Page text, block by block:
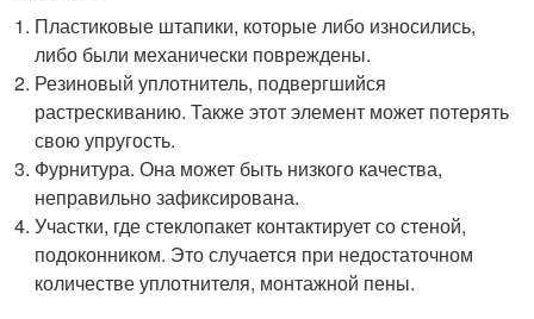
Пластиковые штапики, которые либо износились,
либо были механически повреждены.
Резиновый уплотнитель, подвергшийся
растрескиванию. Также этот элемент может потерять
свою упругость.
Фурнитура. Она может быть низкого качества,
неправильно зафиксирована.
Участки, где стеклопакет контактирует со стеной,
подоконником. Это случается при недостаточном
количестве уплотнителя, монтажной пены.